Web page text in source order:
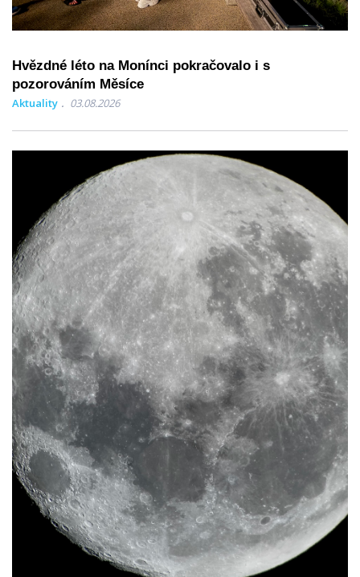
Hvězdné léto na Monínci pokračovalo i s
pozorováním Měsíce
Aktuality 03.08.2026